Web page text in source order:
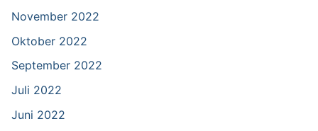
November 2022
Oktober 2022
September 2022
Juli 2022
Juni 2022